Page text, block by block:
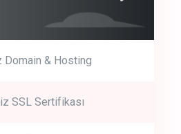
days free trial no credit card
Domain & Hosting
SSL Sertifikası